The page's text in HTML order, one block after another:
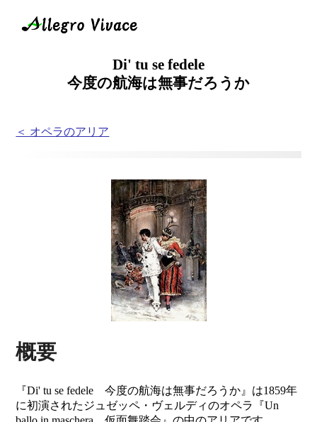
Di' tu se fedele
今度の航海は無事だろうか
＜ オペラのアリア
概要
『Di' tu se fedele 今度の航海は無事だろうか』は1859年
に初演されたジュゼッペ・ヴェルディのオペラ『Un